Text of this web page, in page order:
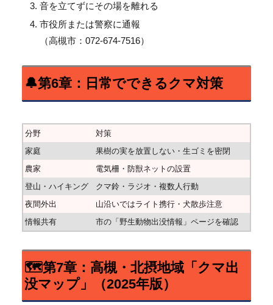
音を立てずにその場を離れる
市役所または警察に通報
（高槻市：072-674-7516）
🔔第6章：日常でできるクマ対策
分野
対策
家庭
果樹の実を放置しない・生ゴミを密閉
農家
電気柵・防獣ネットの設置
登山・ハイキング
クマ鈴・ラジオ・複数人行動
夜間外出
山沿いではライト携行・犬散歩注意
情報共有
市の「野生動物出没情報」ページを確認
🗺️第7章：高槻・北摂地域「クマ出
没マップ」（2025年版）